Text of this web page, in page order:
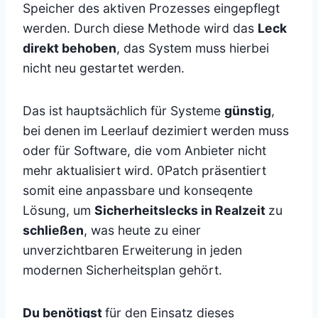
Speicher des aktiven Prozesses eingepflegt
werden. Durch diese Methode wird das Leck
direkt behoben, das System muss hierbei
nicht neu gestartet werden.
Das ist hauptsächlich für Systeme günstig,
bei denen im Leerlauf dezimiert werden muss
oder für Software, die vom Anbieter nicht
mehr aktualisiert wird. 0Patch präsentiert
somit eine anpassbare und konseqente
Lösung, um Sicherheitslecks in Realzeit zu
schließen, was heute zu einer
unverzichtbaren Erweiterung in jeden
modernen Sicherheitsplan gehört.
Du benötigstfür den Einsatz dieses